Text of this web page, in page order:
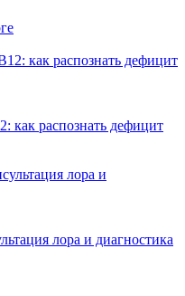
как распознать дефицит
лора и диагностика